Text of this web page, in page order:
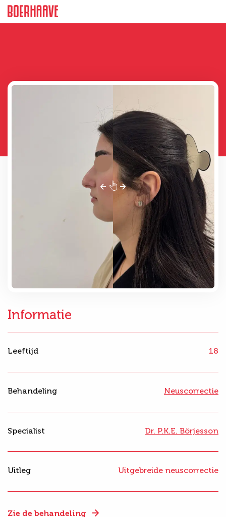
Zie de behandeling
Informatie
Leeftijd 18
Behandeling Neuscorrectie
Specialist Dr. P.K.E. Börjesson
Uitleg Uitgebreide neuscorrectie